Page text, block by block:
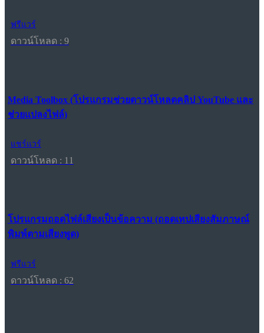
ฟรีแวร์
ดาวน์โหลด : 9
Media Toolbox (โปรแกรมช่วยดาวน์โหลดคลิป YouTube และ
ช่วยแปลงไฟล์)
แชร์แวร์
ดาวน์โหลด : 11
โปรแกรมถอดไฟล์เสียงเป็นข้อความ (ถอดเทปเสียงสัมภาษณ์
พิมพ์ตามเสียงพูด)
ฟรีแวร์
ดาวน์โหลด : 62